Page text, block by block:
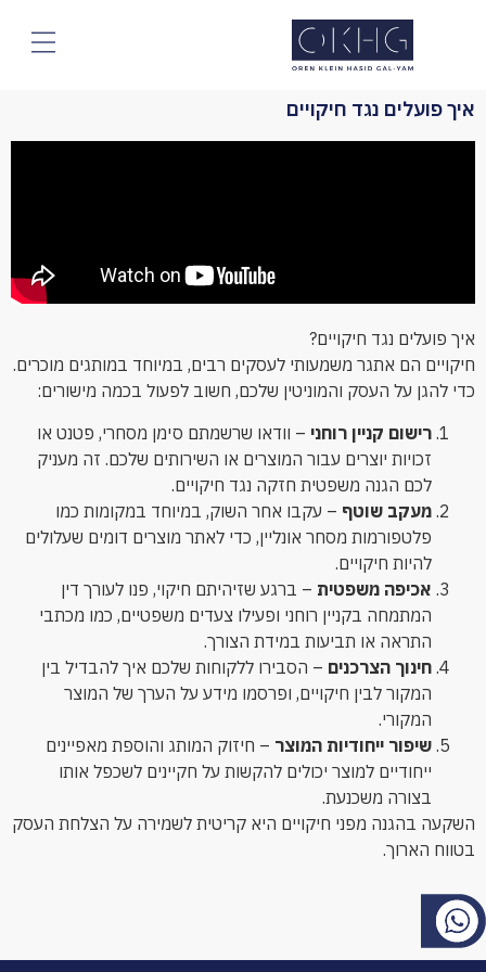
איך פועלים נגד חיקויים - OKHG - Law Firm
איך פועלים נגד חיקויים
איך פועלים נגד חיקויים?
חיקויים הם אתגר משמעותי לעסקים רבים, במיוחד במותגים מוכרים.
כדי להגן על העסק והמוניטין שלכם, חשוב לפעול בכמה מישורים:
רישום קניין רוחני – וודאו שרשמתם סימן מסחרי, פטנט או
זכויות יוצרים עבור המוצרים או השירותים שלכם. זה מעניק
לכם הגנה משפטית חזקה נגד חיקויים.
מעקב שוטף – עקבו אחר השוק, במיוחד במקומות כמו
פלטפורמות מסחר אונליין, כדי לאתר מוצרים דומים שעלולים
להיות חיקויים.
אכיפה משפטית – ברגע שזיהיתם חיקוי, פנו לעורך דין
המתמחה בקניין רוחני ופעילו צעדים משפטיים, כמו מכתבי
התראה או תביעות במידת הצורך.
חינוך הצרכנים – הסבירו ללקוחות שלכם איך להבדיל בין
המקור לבין חיקויים, ופרסמו מידע על הערך של המוצר
המקורי.
שיפור ייחודיות המוצר – חיזוק המותג והוספת מאפיינים
ייחודיים למוצר יכולים להקשות על חקיינים לשכפל אותו
בצורה משכנעת.
השקעה בהגנה מפני חיקויים היא קריטית לשמירה על הצלחת העסק
בטווח הארוך.